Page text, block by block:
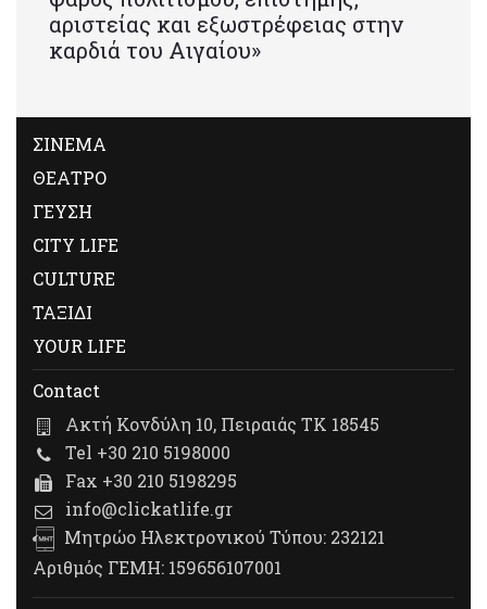
αριστείας και εξωστρέφειας στην
καρδιά του Αιγαίου»
ΣΙΝΕΜΑ
ΘΕΑΤΡΟ
ΓΕΥΣΗ
CITY LIFE
CULTURE
ΤΑΞΙΔΙ
YOUR LIFE
Contact
Ακτή Κονδύλη 10, Πειραιάς ΤΚ 18545
Tel +30 210 5198000
Fax +30 210 5198295
info@clickatlife.gr
Μητρώο Ηλεκτρονικού Τύπου: 232121
Αριθμός ΓΕΜΗ: 159656107001